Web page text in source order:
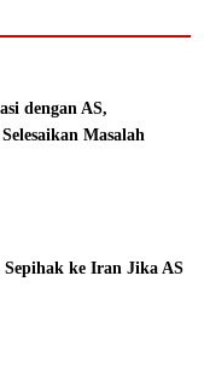
dengan AS,
Masalah
Sepihak ke Iran Jika AS